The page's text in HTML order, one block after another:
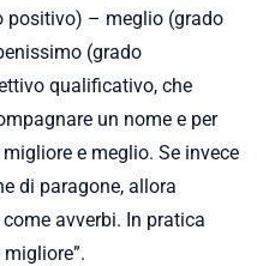
positivo) – meglio (grado
(grado
qualificativo, che
un nome e per
e meglio. Se invece
di paragone, allora
avverbi. In pratica